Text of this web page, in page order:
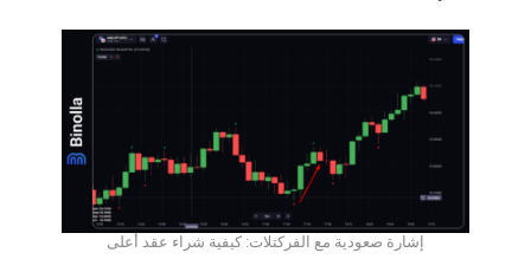
إشارة صعودية مع الفركتلات: كيفية شراء عقد أعلى